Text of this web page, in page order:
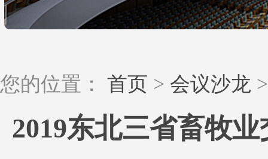
深度解读
小禾观点
您的位置： 首页 > 会议沙龙
2019东北三省畜牧